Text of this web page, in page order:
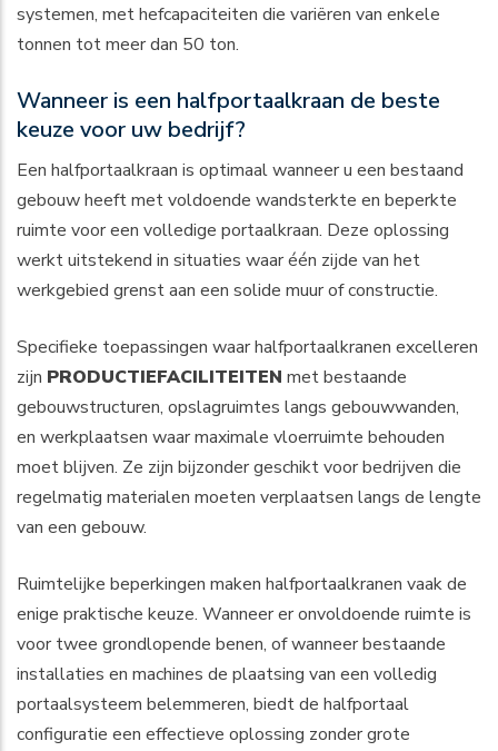
systemen, met hefcapaciteiten die variëren van enkele
tonnen tot meer dan 50 ton.
Wanneer is een halfportaalkraan de beste
keuze voor uw bedrijf?
Een halfportaalkraan is optimaal wanneer u een bestaand
gebouw heeft met voldoende wandsterkte en beperkte
ruimte voor een volledige portaalkraan. Deze oplossing
werkt uitstekend in situaties waar één zijde van het
werkgebied grenst aan een solide muur of constructie.
Specifieke toepassingen waar halfportaalkranen excelleren
zijn PRODUCTIEFACILITEITEN met bestaande
gebouwstructuren, opslagruimtes langs gebouwwanden,
en werkplaatsen waar maximale vloerruimte behouden
moet blijven. Ze zijn bijzonder geschikt voor bedrijven die
regelmatig materialen moeten verplaatsen langs de lengte
van een gebouw.
Ruimtelijke beperkingen maken halfportaalkranen vaak de
enige praktische keuze. Wanneer er onvoldoende ruimte is
voor twee grondlopende benen, of wanneer bestaande
installaties en machines de plaatsing van een volledig
portaalsysteem belemmeren, biedt de halfportaal
configuratie een effectieve oplossing zonder grote